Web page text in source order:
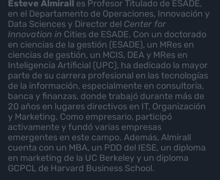
Esteve Almirall es Profesor Titulado de ESADE,
en el Departamento de Operaciones, Innovación y
Data Sciences y Director del Center for
Innovation in Cities de ESADE. Con un doctorado
en ciencias de la gestión (ESADE), un MRes en
ciencias de gestión, un MCIS, DEA y MRes en
Inteligencia Artificial (UPC), ha dedicado la mayor
parte de su carrera profesional en las tecnologías
de la información, especialmente en consultoría,
banca y finanzas, donde trabajó durante más de
20 años en lugares directivos en IT, Organización
y Marketing. Como empresario, participó
activamente y fundó varias empresas
emergentes en este campo. Además, Almirall
cuenta con un MBA, un PDD del IESE, un diploma
en marketing de la UC Berkeley y un diploma
GCPCL de Harvard Business School.